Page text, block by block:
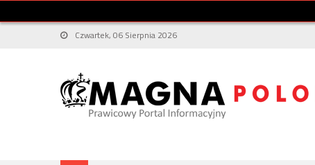
Czwartek, 06 Sierpnia 2026